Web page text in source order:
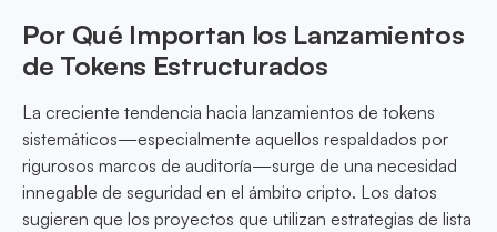
Por Qué Importan los Lanzamientos
de Tokens Estructurados
La creciente tendencia hacia lanzamientos de tokens
sistemáticos—especialmente aquellos respaldados por
rigurosos marcos de auditoría—surge de una necesidad
innegable de seguridad en el ámbito cripto. Los datos
sugieren que los proyectos que utilizan estrategias de lista